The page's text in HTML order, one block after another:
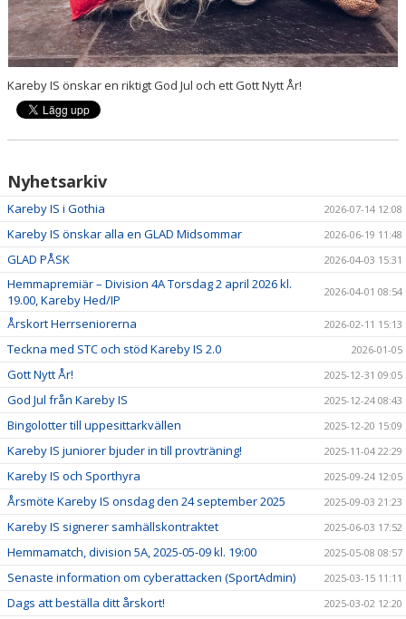
Kareby IS önskar en riktigt God Jul och ett Gott Nytt År!
Nyhetsarkiv
Kareby IS i Gothia 2026-07-14 12:08
Kareby IS önskar alla en GLAD Midsommar 2026-06-19 11:48
GLAD PÅSK 2026-04-03 15:31
Hemmapremiär – Division 4A Torsdag 2 april 2026 kl.
19.00, Kareby Hed/IP
2026-04-01 08:54
Årskort Herrseniorerna 2026-02-11 15:13
Teckna med STC och stöd Kareby IS 2.0 2026-01-05
Gott Nytt År! 2025-12-31 09:05
God Jul från Kareby IS 2025-12-24 08:43
Bingolotter till uppesittarkvällen 2025-12-20 15:09
Kareby IS juniorer bjuder in till provträning! 2025-11-04 22:29
Kareby IS och Sporthyra 2025-09-24 12:05
Årsmöte Kareby IS onsdag den 24 september 2025 2025-09-03 21:23
Kareby IS signerer samhällskontraktet 2025-06-03 17:52
Hemmamatch, division 5A, 2025-05-09 kl. 19:00 2025-05-08 08:57
Senaste information om cyberattacken (SportAdmin) 2025-03-15 11:11
Dags att beställa ditt årskort! 2025-03-02 12:20